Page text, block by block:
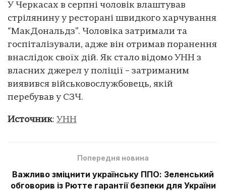
У Черкасах в серпні чоловік влаштував
стрілянину у ресторані швидкого харчування
“МакДональдз”. Чоловіка затримали та
госпіталізували, адже він отримав поранення
внаслідок своїх дій. Як стало відомо УНН з
власних джерел у поліції – затриманим
виявився військовослужбовець, якій
перебував у СЗЧ.
Источник: УНН
Попередня новина
Важливо зміцнити українську ППО: Зеленський
обговорив із Рютте гарантії безпеки для України